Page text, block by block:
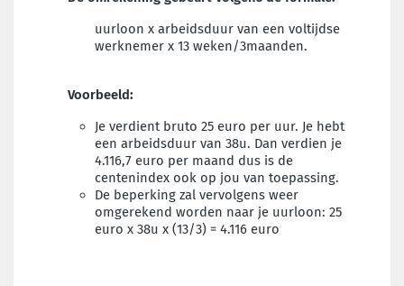
uurloon x arbeidsduur van een voltijdse
werknemer x 13 weken/3maanden.
Voorbeeld:
Je verdient bruto 25 euro per uur. Je hebt
een arbeidsduur van 38u. Dan verdien je
4.116,7 euro per maand dus is de
centenindex ook op jou van toepassing.
De beperking zal vervolgens weer
omgerekend worden naar je uurloon: 25
euro x 38u x (13/3) = 4.116 euro